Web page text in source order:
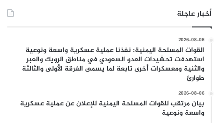
أخبار عاجلة
2026-08-06
القوات المسلحة اليمنية: نفذنا عملية عسكرية واسعة ونوعية
استهدفت تحشيدات العدو السعودي في مناطق الرويك والعبر
والثنية ومعسكرات أخرى تابعة لما يسمى الفرقة الأولى والثالثة
طوارئ
2026-08-06
بيان مرتقب للقوات المسلحة اليمنية للإعلان عن عملية عسكرية
واسعة ونوعية